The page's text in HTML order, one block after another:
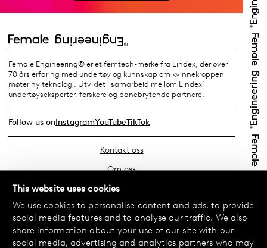
This website uses cookies
We use cookies to personalise content and ads, to provide
social media features and to analyse our traffic. We also
share information about your use of our site with our
social media, advertising and analytics partners who may
Female Engineering® er et femtech-merke fra Lindex, der over
70 års erfaring med undertøy og kunnskap om kvinnekroppen
møter ny teknologi. Utviklet i samarbeid mellom Lindex’
undertøyseksperter, forskere og banebrytende partnere.
Follow us onInstagramYouTubeTikTok
Kontakt oss
Om oss
Finn din butikk
Vanlige spørsmål
Vilkår
Personvernerklæring